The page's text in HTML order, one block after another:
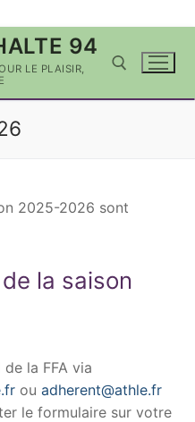
94
LE PLAISIR,
2025-2026 sont
la saison
la FFA via
ou adherent@athle.fr
le formulaire sur votre